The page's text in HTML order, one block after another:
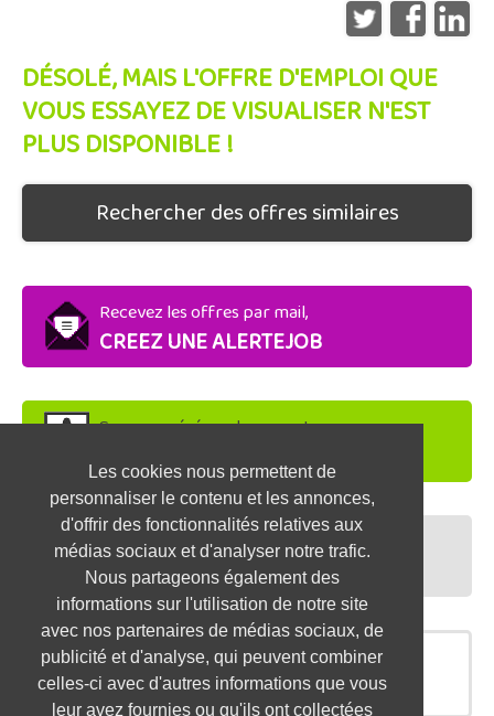
Les cookies nous permettent de
personnaliser le contenu et les annonces,
d'offrir des fonctionnalités relatives aux
médias sociaux et d'analyser notre trafic.
Nous partageons également des
informations sur l'utilisation de notre site
avec nos partenaires de médias sociaux, de
publicité et d'analyse, qui peuvent combiner
celles-ci avec d'autres informations que vous
leur avez fournies ou qu'ils ont collectées
DÉSOLÉ, MAIS L'OFFRE D'EMPLOI QUE
VOUS ESSAYEZ DE VISUALISER N'EST
PLUS DISPONIBLE !
Rechercher des offres similaires
Recevez les offres par mail,
CREEZ UNE ALERTEJOB
Soyez repéré par les recruteurs,
DEPOSEZ VOTRE CV
Préparez vos entretiens,
TESTEZ-VOUS
OFFRES SIMILAIRES